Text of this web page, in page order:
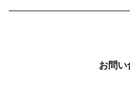
お問い